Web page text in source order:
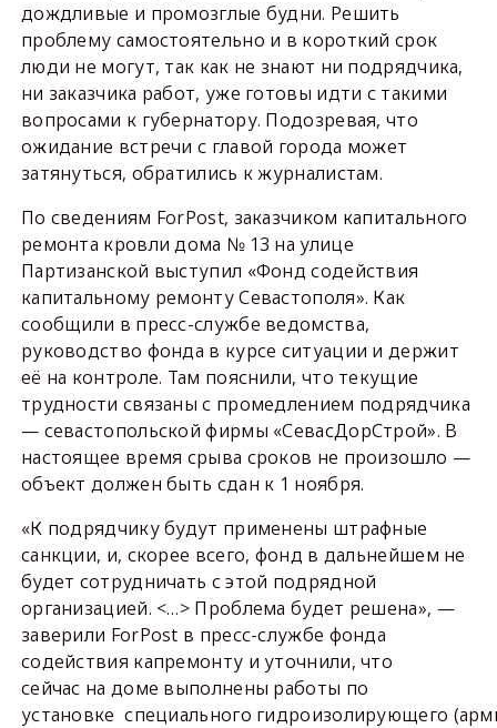
дождливые и промозглые будни. Решить
проблему самостоятельно и в короткий срок
люди не могут, так как не знают ни подрядчика,
ни заказчика работ, уже готовы идти с такими
вопросами к губернатору. Подозревая, что
ожидание встречи с главой города может
затянуться, обратились к журналистам.
По сведениям ForPost, заказчиком капитального
ремонта кровли дома № 13 на улице
Партизанской выступил «Фонд содействия
капитальному ремонту Севастополя». Как
сообщили в пресс-службе ведомства,
руководство фонда в курсе ситуации и держит
её на контроле. Там пояснили, что текущие
трудности связаны с промедлением подрядчика
— севастопольской фирмы «СевасДорСтрой». В
настоящее время срыва сроков не произошло —
объект должен быть сдан к 1 ноября.
«К подрядчику будут применены штрафные
санкции, и, скорее всего, фонд в дальнейшем не
будет сотрудничать с этой подрядной
организацией. <…> Проблема будет решена», —
заверили ForPost в пресс-службе фонда
содействия капремонту и уточнили, что
сейчас на доме выполнены работы по
установке специального гидроизолирующего